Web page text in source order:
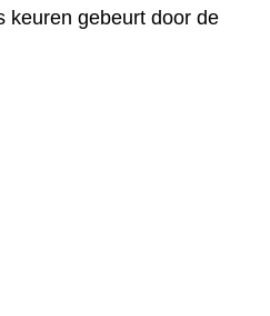
keuren gebeurt door de